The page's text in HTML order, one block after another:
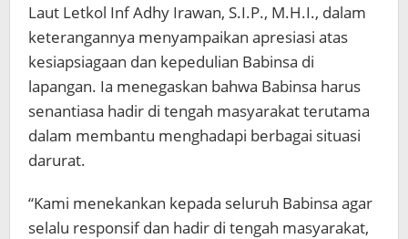
Laut Letkol Inf Adhy Irawan, S.I.P., M.H.I., dalam
keterangannya menyampaikan apresiasi atas
kesiapsiagaan dan kepedulian Babinsa di
lapangan. Ia menegaskan bahwa Babinsa harus
senantiasa hadir di tengah masyarakat terutama
dalam membantu menghadapi berbagai situasi
darurat.
“Kami menekankan kepada seluruh Babinsa agar
selalu responsif dan hadir di tengah masyarakat,